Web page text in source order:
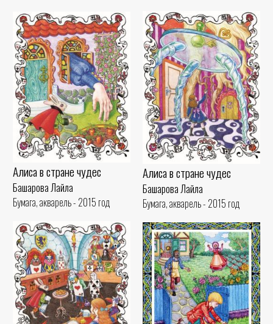
Алиса в стране чудес
Башарова Лайла
Бумага, акварель - 2015 год
Алиса в стране чудес
Башарова Лайла
Бумага, акварель - 2015 год